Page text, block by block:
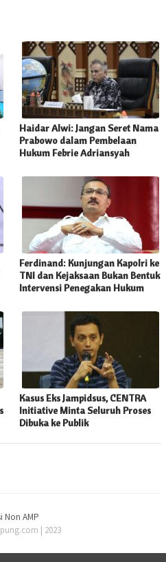
Haidar Alwi: Jangan Seret Nama
Prabowo dalam Pembelaan
Hukum Febrie Adriansyah
Ferdinand: Kunjungan Kapolri ke
TNI dan Kejaksaan Bukan Bentuk
Intervensi Penegakan Hukum
Kasus Eks Jampidsus, CENTRA
Initiative Minta Seluruh Proses
Dibuka ke Publik
Non AMP
| 2023